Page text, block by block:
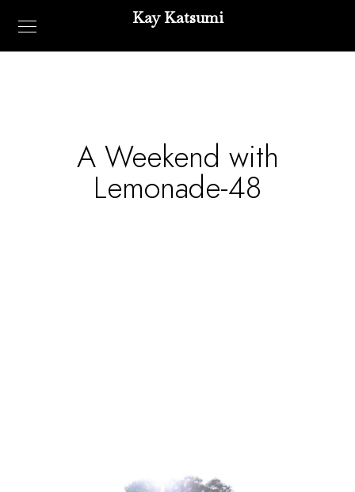
Kay Katsumi
A Weekend with
Lemonade-48